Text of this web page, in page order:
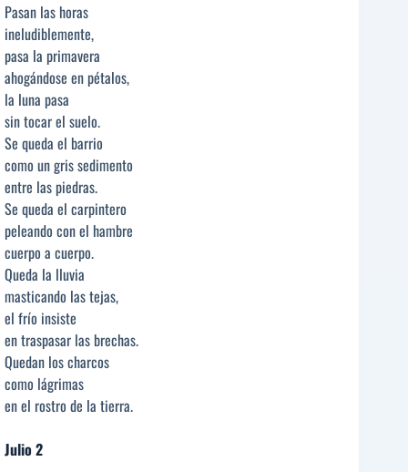
Pasan las horas
ineludiblemente,
pasa la primavera
ahogándose en pétalos,
la luna pasa
sin tocar el suelo.
Se queda el barrio
como un gris sedimento
entre las piedras.
Se queda el carpintero
peleando con el hambre
cuerpo a cuerpo.
Queda la lluvia
masticando las tejas,
el frío insiste
en traspasar las brechas.
Quedan los charcos
como lágrimas
en el rostro de la tierra.
Julio 2